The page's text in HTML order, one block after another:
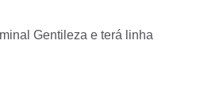
Gentileza e terá linha